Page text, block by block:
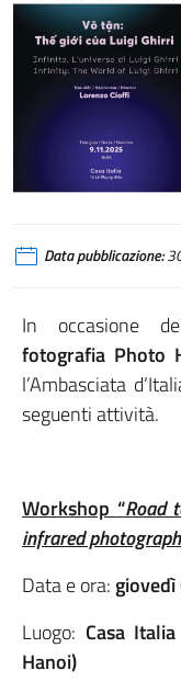
Data pubblicazione:
In occasione
fotografia Photo
l’Ambasciata
seguenti attività.
Workshop “Road
infrared
Data e ora:
Luogo: Casa Italia
Hanoi)